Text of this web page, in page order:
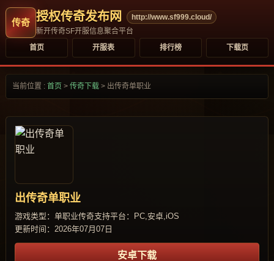
授权传奇发布网
http://www.sf999.cloud/
新开传奇SF开服信息聚合平台
首页
开服表 排行榜 下载页
当前位置 : 首页 > 传奇下载 > 出传奇单职业
出传奇单职业
游戏类型：单职业传奇支持平台：PC,安卓,iOS
更新时间：2026年07月07日
安卓下载